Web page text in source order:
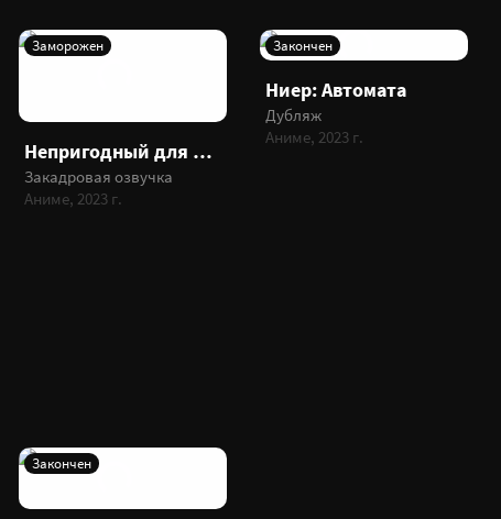
Заморожен
Непригодный для академии Владыки тьмы 2
Закадровая озвучка
Аниме, 2023 г.
Закончен
Ниер: Автомата
Дубляж
Аниме, 2023 г.
Закончен